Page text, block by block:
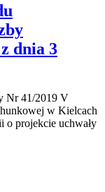
dnia 3
Nr 41/2019 V
w Kielcach
o projekcie uchwały